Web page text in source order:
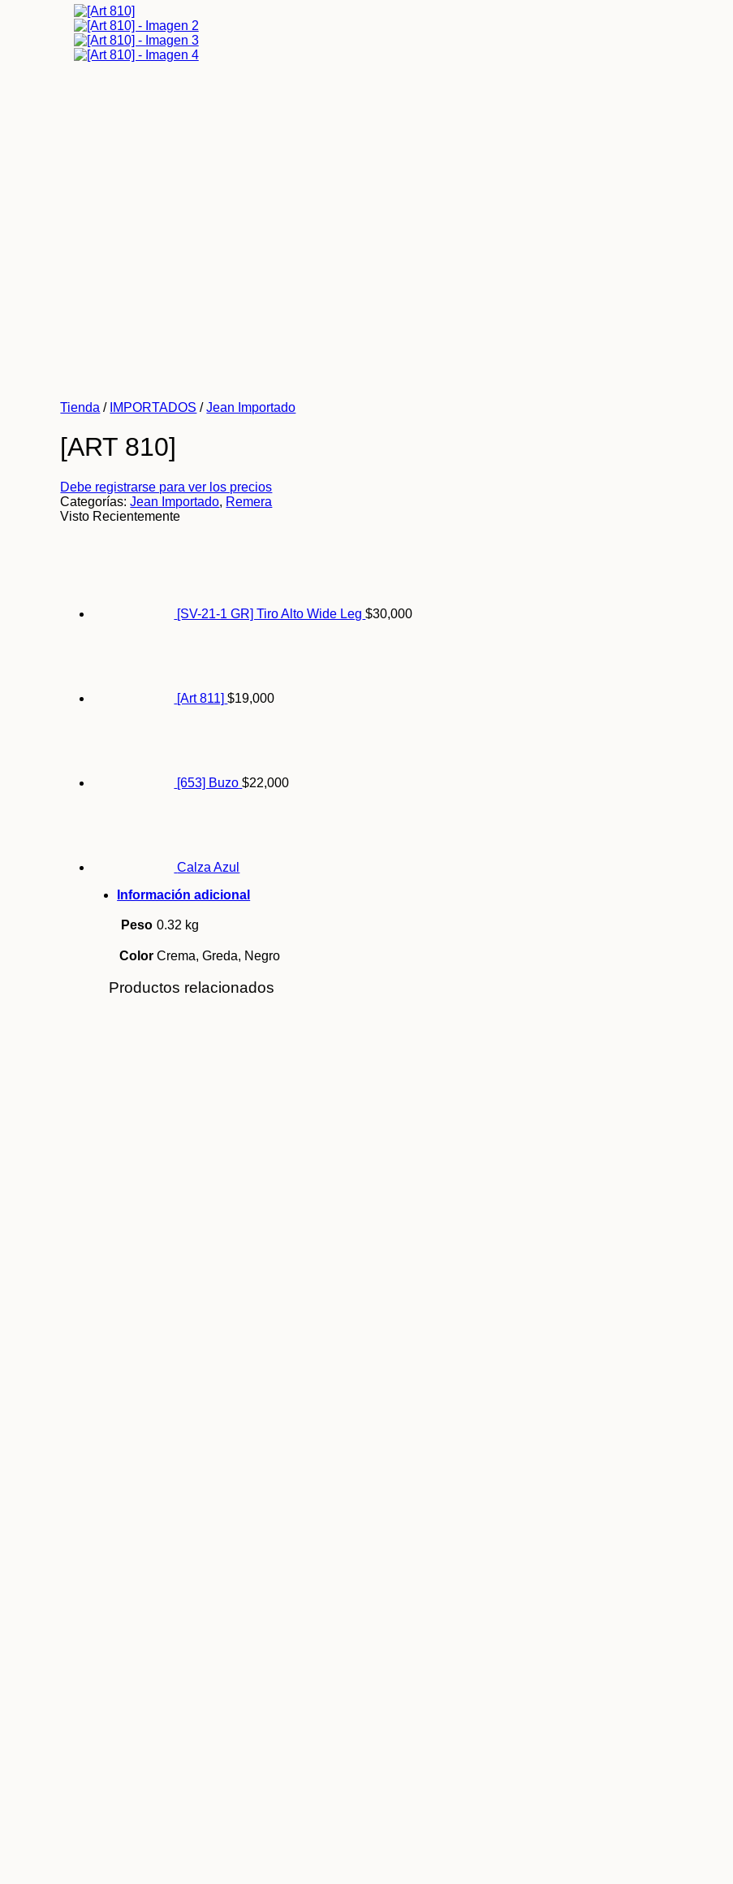
Tienda / IMPORTADOS / Jean Importado
[ART 810]
Debe registrarse para ver los precios
Categorías:Jean Importado, Remera
Visto Recientemente
[SV-21-1 GR] Tiro Alto Wide Leg $30,000
[Art 811] $19,000
[653] Buzo $22,000
Calza Azul
Información adicional
Peso 0.32 kg
Color Crema, Greda, Negro
Productos relacionados